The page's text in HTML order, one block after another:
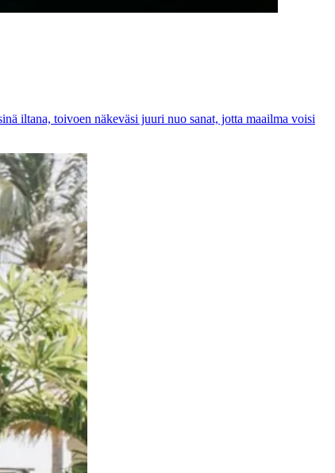
iltana, toivoen näkeväsi juuri nuo sanat, jotta maailma voisi